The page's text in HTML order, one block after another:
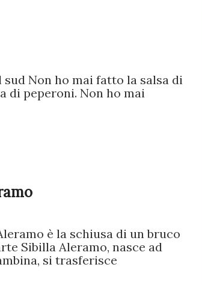
Non ho mai fatto la salsa di
di peperoni. Non ho mai
è la schiusa di un bruco
Sibilla Aleramo, nasce ad
si trasferisce